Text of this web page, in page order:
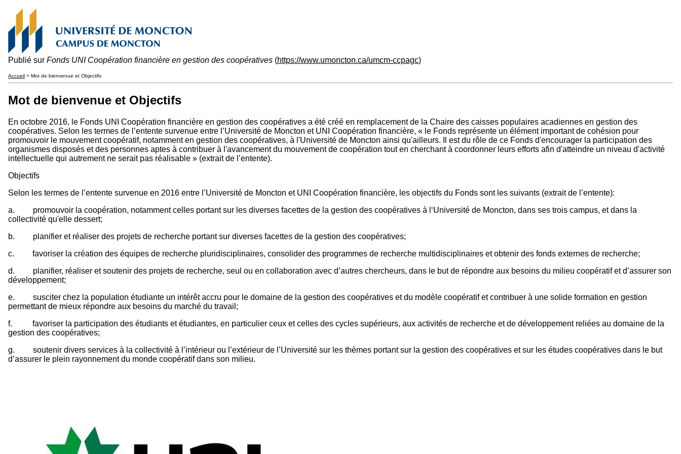
Publié sur Fonds UNI Coopération financière en gestion des coopératives (https://www.umoncton.ca/umcm-ccpagc)
Accueil > Mot de bienvenue et Objectifs
Mot de bienvenue et Objectifs
En octobre 2016, le Fonds UNI Coopération financière en gestion des coopératives a été créé en remplacement de la Chaire des caisses populaires acadiennes en gestion des
coopératives. Selon les termes de l’entente survenue entre l’Université de Moncton et UNI Coopération financière, « le Fonds représente un élément important de cohésion pour
promouvoir le mouvement coopératif, notamment en gestion des coopératives, à l'Université de Moncton ainsi qu'ailleurs. Il est du rôle de ce Fonds d'encourager la participation des
organismes disposés et des personnes aptes à contribuer à l'avancement du mouvement de coopération tout en cherchant à coordonner leurs efforts afin d'atteindre un niveau d'activité
intellectuelle qui autrement ne serait pas réalisable » (extrait de l’entente).
Objectifs
Selon les termes de l’entente survenue en 2016 entre l’Université de Moncton et UNI Coopération financière, les objectifs du Fonds sont les suivants (extrait de l’entente):
a. promouvoir la coopération, notamment celles portant sur les diverses facettes de la gestion des coopératives à l‘Université de Moncton, dans ses trois campus, et dans la
collectivité qu'elle dessert;
b. planifier et réaliser des projets de recherche portant sur diverses facettes de la gestion des coopératives;
c. favoriser la création des équipes de recherche pluridisciplinaires, consolider des programmes de recherche multidisciplinaires et obtenir des fonds externes de recherche;
d. planifier, réaliser et soutenir des projets de recherche, seul ou en collaboration avec d’autres chercheurs, dans le but de répondre aux besoins du milieu coopératif et d’assurer son
développement;
e. susciter chez la population étudiante un intérêt accru pour le domaine de la gestion des coopératives et du modèle coopératif et contribuer à une solide formation en gestion
permettant de mieux répondre aux besoins du marché du travail;
f. favoriser la participation des étudiants et étudiantes, en particulier ceux et celles des cycles supérieurs, aux activités de recherche et de développement reliées au domaine de la
gestion des coopératives;
g. soutenir divers services à la collectivité à l’intérieur ou l’extérieur de l’Université sur les thèmes portant sur la gestion des coopératives et sur les études coopératives dans le but
d’assurer le plein rayonnement du monde coopératif dans son milieu.